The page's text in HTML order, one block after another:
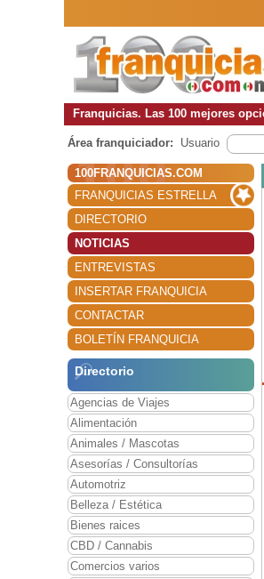
Franquicias. Las 100 mejores
Área franquiciador: Usuario
100FRANQUICIAS.COM
FRANQUICIAS ESTRELLA
DIRECTORIO
NOTICIAS
ENTREVISTAS
INSERTAR FRANQUICIA
CONTACTAR
BOLETÍN FRANQUICIA
Directorio
Agencias de Viajes
Alimentación
Animales / Mascotas
Asesorías / Consultorías
Automotriz
Belleza / Estética
Bienes raices
CBD / Cannabis
Comercios varios